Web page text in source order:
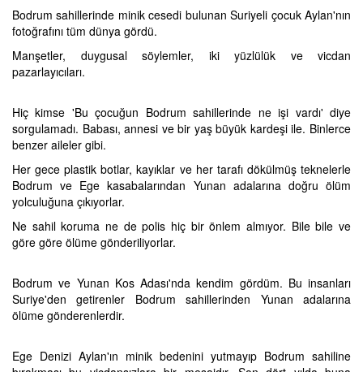
Bodrum sahillerinde minik cesedi bulunan Suriyeli çocuk Aylan'nın
fotoğrafını tüm dünya gördü.
Manşetler, duygusal söylemler, iki yüzlülük ve vicdan
pazarlayıcıları.
Hiç kimse 'Bu çocuğun Bodrum sahillerinde ne işi vardı' diye
sorgulamadı. Babası, annesi ve bir yaş büyük kardeşi ile. Binlerce
benzer aileler gibi.
Her gece plastik botlar, kayıklar ve her tarafı dökülmüş teknelerle
Bodrum ve Ege kasabalarından Yunan adalarına doğru ölüm
yolculuğuna çıkıyorlar.
Ne sahil koruma ne de polis hiç bir önlem almıyor. Bile bile ve
göre göre ölüme gönderiliyorlar.
Bodrum ve Yunan Kos Adası'nda kendim gördüm. Bu insanları
Suriye'den getirenler Bodrum sahillerinden Yunan adalarına
ölüme gönderenlerdir.
Ege Denizi Aylan'ın minik bedenini yutmayıp Bodrum sahiline